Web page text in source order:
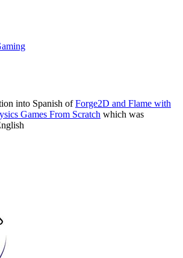
into Spanish ofForge2D and Flame with
Games From Scratch which was